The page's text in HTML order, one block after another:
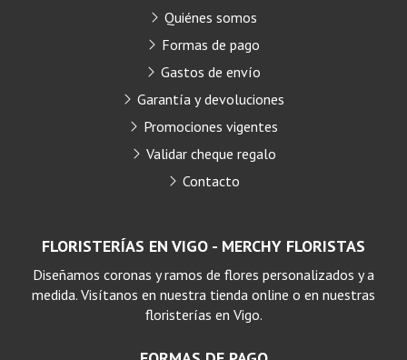
FLORISTERÍAS EN VIGO - MERCHY FLORISTAS
Diseñamos coronas y ramos de flores personalizados y a
medida. Visítanos en nuestra tienda online o en nuestras
floristerías en Vigo.
Quiénes somos
Formas de pago
Gastos de envío
Garantía y devoluciones
Promociones vigentes
Validar cheque regalo
Contacto